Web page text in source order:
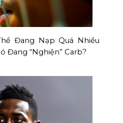
Đang Nạp Quá Nhiều
Đang “Nghiện” Carb?